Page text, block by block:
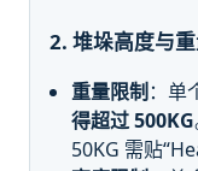
2. 堆垛高度与
重量限制 ：单
得超过 500KG
50KG 需贴